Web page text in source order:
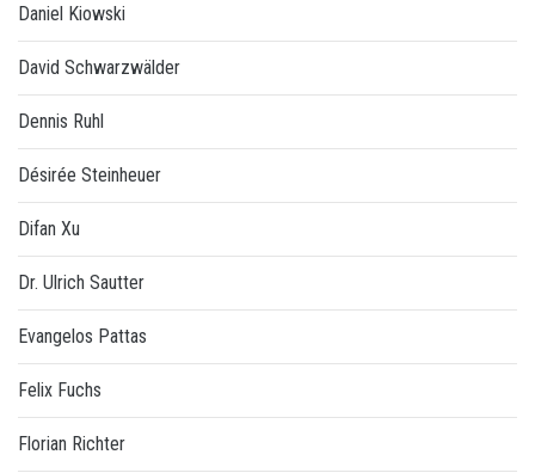
Daniel Kiowski
David Schwarzwälder
Dennis Ruhl
Désirée Steinheuer
Difan Xu
Dr. Ulrich Sautter
Evangelos Pattas
Felix Fuchs
Florian Richter